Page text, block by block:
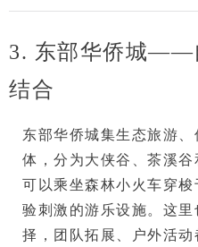
3. 东部华侨城——
结合
东部华侨城集生态旅游
体，分为大侠谷、茶溪
可以乘坐森林小火车穿
验刺激的游乐设施。这里
择，团队拓展、户外活动